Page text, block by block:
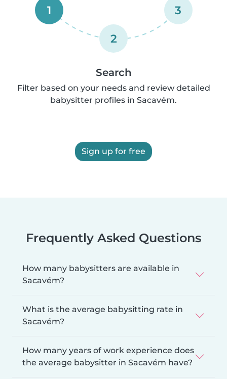
1
2
3
Search
Filter based on your needs and review detailed
babysitter profiles in Sacavém.
Sign up for free
Frequently Asked Questions
How many babysitters are available in
Sacavém?
What is the average babysitting rate in
Sacavém?
How many years of work experience does
the average babysitter in Sacavém have?